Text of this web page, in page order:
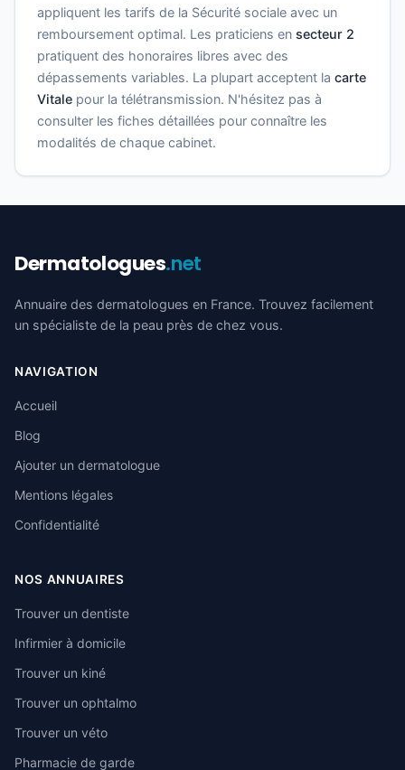
appliquent les tarifs de la Sécurité sociale avec un
remboursement optimal. Les praticiens en secteur 2
pratiquent des honoraires libres avec des
dépassements variables. La plupart acceptent la carte
Vitale pour la télétransmission. N'hésitez pas à
consulter les fiches détaillées pour connaître les
modalités de chaque cabinet.
Dermatologues.net
Annuaire des dermatologues en France. Trouvez facilement
un spécialiste de la peau près de chez vous.
NAVIGATION
Accueil
Blog
Ajouter un dermatologue
Mentions légales
Confidentialité
NOS ANNUAIRES
Trouver un dentiste
Infirmier à domicile
Trouver un kiné
Trouver un ophtalmo
Trouver un véto
Pharmacie de garde